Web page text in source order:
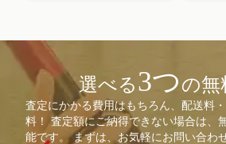
選べる3つの無
査定にかかる費用はもちろん、配送料
料！ 査定額にご納得できない場合は、
能です。 まずは、お気軽にお問い合わ